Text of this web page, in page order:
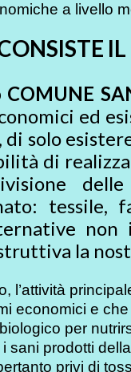
a livello
ed
di solo
di
tessile,
la
l’attività
economici e
per
sani prodotti
privi di